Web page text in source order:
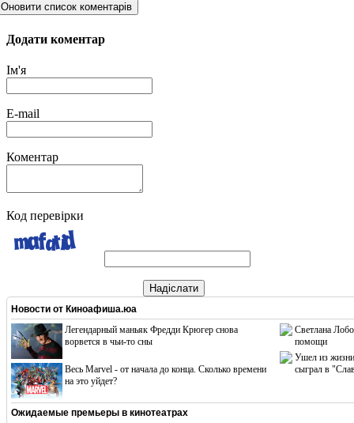
Оновити список коментарів
Додати коментар
Ім'я
E-mail
Коментар
Код перевірки
Надіслати
Новости от Киноафиша.юа
Легендарный маньяк Фредди Крюгер снова
ворвется в чьи-то сны
Весь Marvel - от начала до конца. Сколько времени
на это уйдет?
Светлана
помощи
Ушел из жизни
сыграл в
Ожидаемые премьеры в кинотеатрах